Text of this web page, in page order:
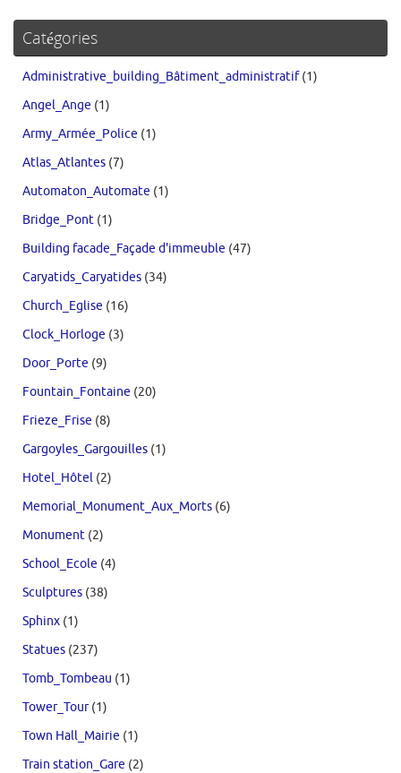
Catégories
Administrative_building_Bâtiment_administratif(1)
Angel_Ange (1)
Army_Armée_Police (1)
Atlas_Atlantes (7)
Automaton_Automate (1)
Bridge_Pont (1)
Building facade_Façade d'immeuble (47)
Caryatids_Caryatides (34)
Church_Eglise (16)
Clock_Horloge (3)
Door_Porte (9)
Fountain_Fontaine (20)
Frieze_Frise (8)
Gargoyles_Gargouilles (1)
Hotel_Hôtel (2)
Memorial_Monument_Aux_Morts (6)
Monument (2)
School_Ecole (4)
Sculptures (38)
Sphinx (1)
Statues (237)
Tomb_Tombeau (1)
Tower_Tour(1)
Town Hall_Mairie (1)
Train station_Gare (2)